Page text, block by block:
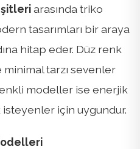
arasında triko
tasarımları bir araya
hitap eder. Düz renk
tarzı sevenler
modeller ise enerjik
için uygundur.